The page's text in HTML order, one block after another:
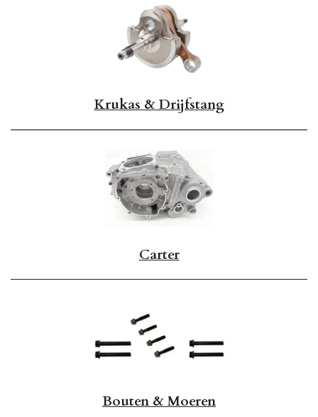
Krukas & Drijfstang
Carter
Bouten & Moeren